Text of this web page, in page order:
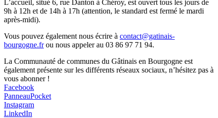
L’accueil, situé 6, rue Danton à Chéroy, est ouvert tous les jours de
9h à 12h et de 14h à 17h (attention, le standard est fermé le mardi
après-midi).
Vous pouvez également nous écrire à contact@gatinais-
bourgogne.frou nous appeler au 03 86 97 71 94.
La Communauté de communes du Gâtinais en Bourgogne est
également présente sur les différents réseaux sociaux, n’hésitez pas à
vous abonner !
Facebook
PanneauPocket
Instagram
LinkedIn